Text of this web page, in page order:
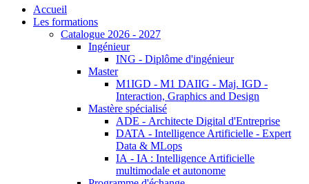
Accueil
Les formations
Catalogue 2026 - 2027
Ingénieur
ING - Diplôme d'ingénieur
Master
M1IGD - M1 DAIIG - Maj. IGD -
Interaction, Graphics and Design
Mastère spécialisé
ADE - Architecte Digital d'Entreprise
DATA - Intelligence Artificielle - Expert
Data & MLops
IA - IA : Intelligence Artificielle
multimodale et autonome